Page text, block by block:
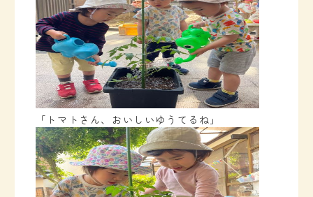
「トマトさん、おいしいゆうてるね」